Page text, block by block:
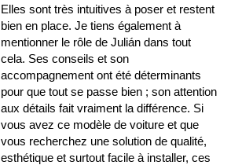
Elles sont très intuitives à poser et restent
bien en place. Je tiens également à
mentionner le rôle de Julián dans tout
cela. Ses conseils et son
accompagnement ont été déterminants
pour que tout se passe bien ; son attention
aux détails fait vraiment la différence. Si
vous avez ce modèle de voiture et que
vous recherchez une solution de qualité,
esthétique et surtout facile à installer, ces